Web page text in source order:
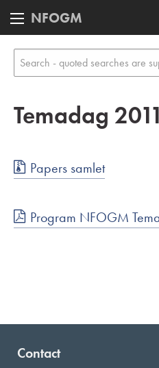
NFOGM
Temadag 2011
Papers samlet
Program NFOGM
Contact